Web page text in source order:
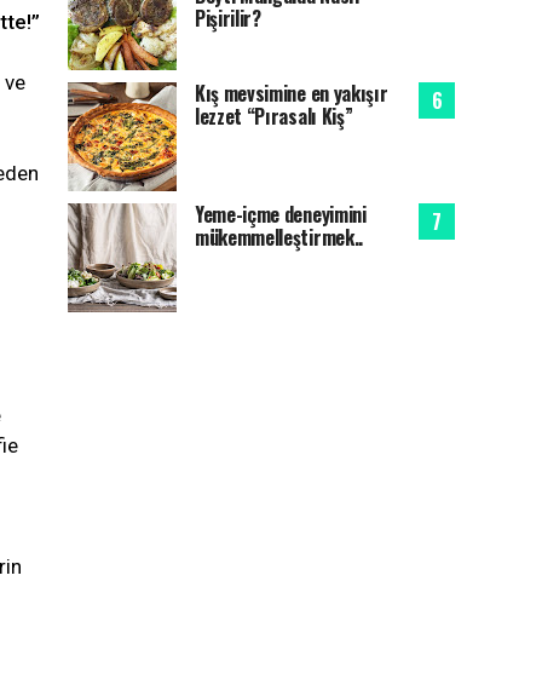
ve
Pişirilir?
Kış mevsimine en yakışır
lezzet “Pırasalı Kiş”
Yeme-içme deneyimini
mükemmelleştirmek..